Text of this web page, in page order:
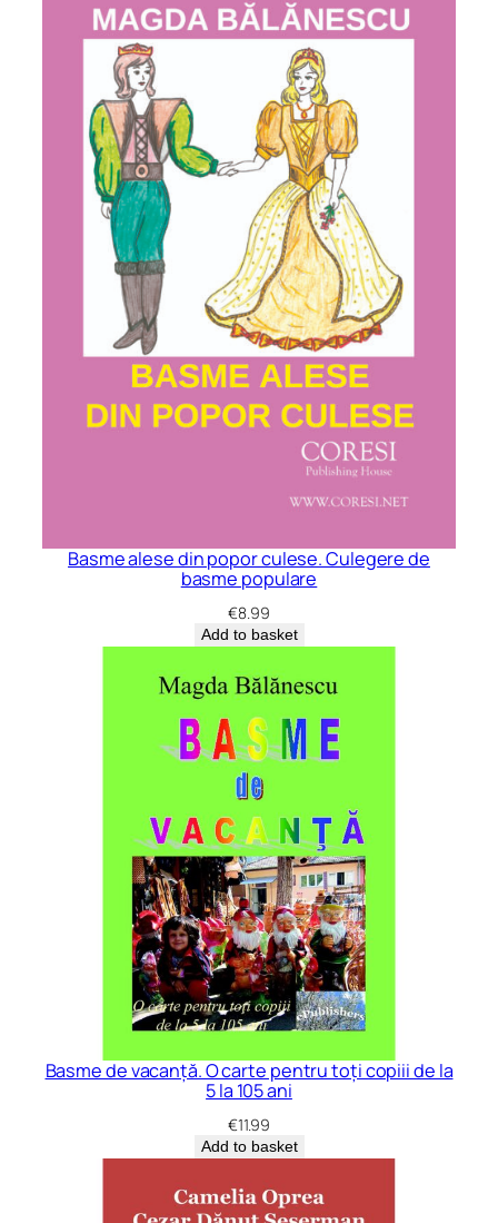
Basme alese din popor culese. Culegere de
basme populare
€8.99
Add to basket
Basme de vacanță. O carte pentru toți copiii de la
5 la 105 ani
€11.99
Add to basket